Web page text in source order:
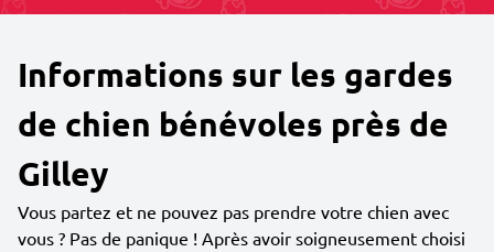
Informations sur les gardes
de chien bénévoles près de
Gilley
Vous partez et ne pouvez pas prendre votre chien avec
vous ? Pas de panique ! Après avoir soigneusement choisi